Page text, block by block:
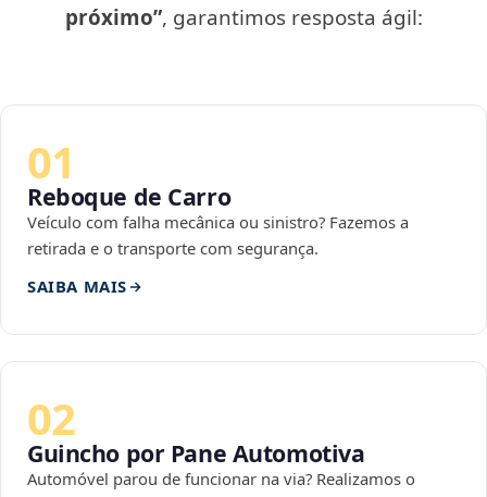
próximo”, garantimos resposta ágil:
01
Reboque de Carro
Veículo com falha mecânica ou sinistro? Fazemos a
retirada e o transporte com segurança.
SAIBA MAIS
02
Guincho por Pane Automotiva
Automóvel parou de funcionar na via? Realizamos o